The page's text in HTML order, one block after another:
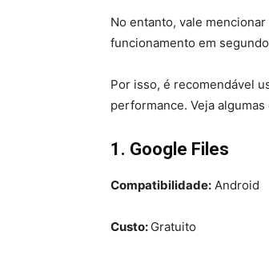
No entanto, vale
funcionamento em
Por isso, é recomendável
performance. Veja
1. Google Files
Compatibilidade: Android
Custo: Gratuito